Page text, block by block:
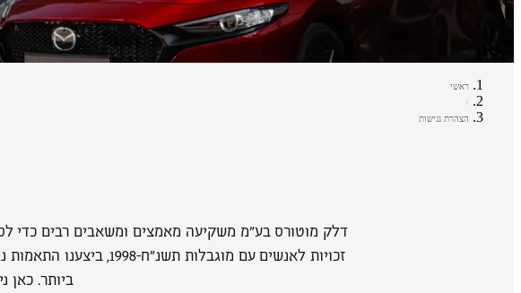
ראשי
הצהרת נגישות
דלק מוטורס בע"מ משקיעה מאמצים ומשאבים רבים כדי
זכויות לאנשים עם
ביותר. כאן